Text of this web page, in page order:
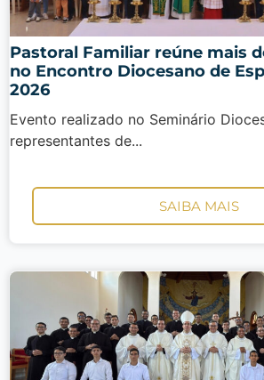
Pastoral Familiar reúne mais
no Encontro Diocesano de
2026
Evento realizado no Seminário
representantes de...
SAIBA MAIS